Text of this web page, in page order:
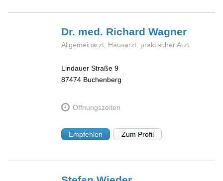
Dr. med. RichardWagner
Allgemeinarzt, Hausarzt, praktischer Arzt
Lindauer Straße 9
87474 Buchenberg
Öffnungszeiten
Empfehlen Zum Profil